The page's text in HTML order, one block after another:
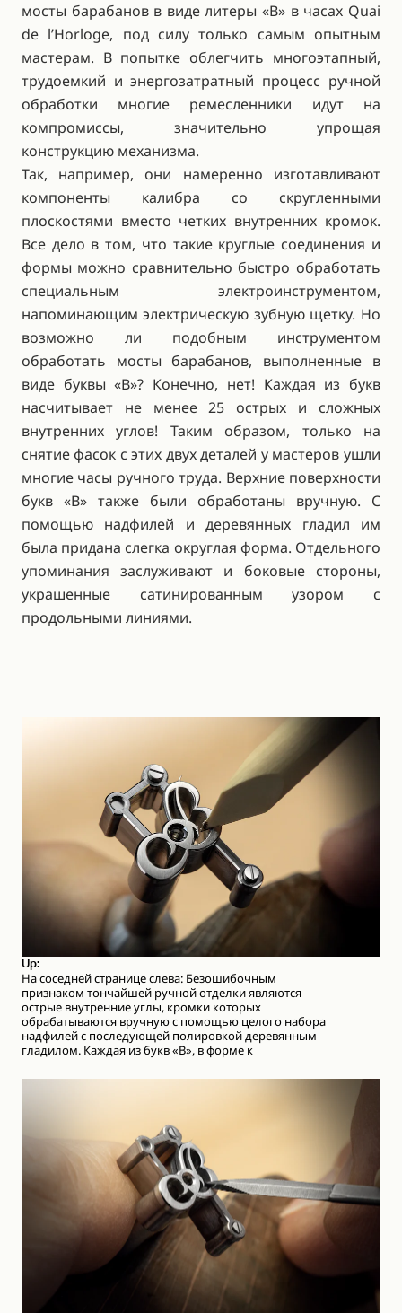
мосты барабанов в виде литеры «B» в часах Quai
de l’Horloge, под силу только самым опытным
мастерам. В попытке облегчить многоэтапный,
трудоемкий и энергозатратный процесс ручной
обработки многие ремесленники идут на
компромиссы, значительно упрощая
конструкцию механизма.
Так, например, они намеренно изготавливают
компоненты калибра со скругленными
плоскостями вместо четких внутренних кромок.
Все дело в том, что такие круглые соединения и
формы можно сравнительно быстро обработать
специальным электроинструментом,
напоминающим электрическую зубную щетку. Но
возможно ли подобным инструментом
обработать мосты барабанов, выполненные в
виде буквы «B»? Конечно, нет! Каждая из букв
насчитывает не менее 25 острых и сложных
внутренних углов! Таким образом, только на
снятие фасок с этих двух деталей у мастеров ушли
многие часы ручного труда. Верхние поверхности
букв «B» также были обработаны вручную. С
помощью надфилей и деревянных гладил им
была придана слегка округлая форма. Отдельного
упоминания заслуживают и боковые стороны,
украшенные сатинированным узором с
продольными линиями.
Up:
На соседней странице слева: Безошибочным
признаком тончайшей ручной отделки являются
острые внутренние углы, кромки которых
обрабатываются вручную с помощью целого набора
надфилей с последующей полировкой деревянным
гладилом. Каждая из букв «B», в форме к